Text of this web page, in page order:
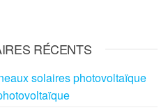
RÉCENTS
solaires photovoltaïque